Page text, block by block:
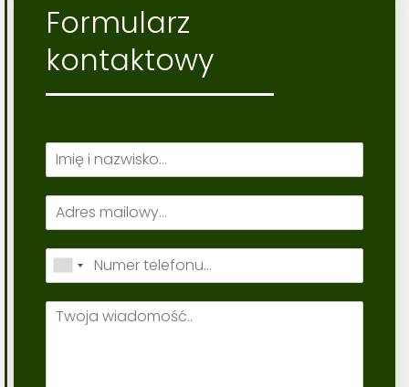
Formularz
kontaktowy